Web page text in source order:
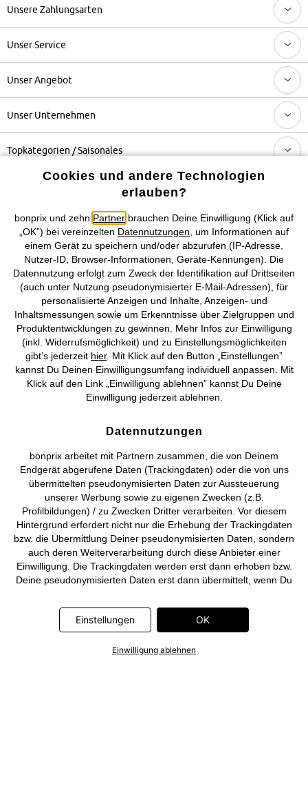
Unsere Zahlungsarten
Unser Service
Unser Angebot
Unser Unternehmen
Topkategorien / Saisonales
Mehr von bonprix auf
Preisangaben inkl. gesetzl. MwSt. und zzgl. Service- &
Versandkosten
Datenschutz Cookie-Einstellungen Impressum
Vertrag widerrufen
©2026 bonprix.Alle Rechte vorbehalten.
Deutsch Français
Cookies und andere Technologien
erlauben?
bonprix und zehn Partner brauchen Deine Einwilligung (Klick auf
„OK”) bei vereinzelten Datennutzungen , um Informationen auf
einem Gerät zu speichern und/oder abzurufen (IP-Adresse,
Nutzer-ID, Browser-Informationen, Geräte-Kennungen). Die
Datennutzung erfolgt zum Zweck der Identifikation auf Drittseiten
(auch unter Nutzung pseudonymisierter E-Mail-Adressen), für
personalisierte Anzeigen und Inhalte, Anzeigen- und
Inhaltsmessungen sowie um Erkenntnisse über Zielgruppen und
Produktentwicklungen zu gewinnen. Mehr Infos zur Einwilligung
(inkl. Widerrufsmöglichkeit) und zu Einstellungsmöglichkeiten
gibt’s jederzeit hier. Mit Klick auf den Button „Einstellungen”
kannst Du Deinen Einwilligungsumfang individuell anpassen. Mit
Klick auf den Link „Einwilligung ablehnen” kannst Du Deine
Einwilligung jederzeit ablehnen.
Datennutzungen
bonprix arbeitet mit Partnern zusammen, die von Deinem
Endgerät abgerufene Daten (Trackingdaten) oder die von uns
übermittelten pseudonymisierten Daten zur Aussteuerung
unserer Werbung sowie zu eigenen Zwecken (z.B.
Profilbildungen) / zu Zwecken Dritter verarbeiten. Vor diesem
Hintergrund erfordert nicht nur die Erhebung der Trackingdaten
bzw. die Übermittlung Deiner pseudonymisierten Daten, sondern
auch deren Weiterverarbeitung durch diese Anbieter einer
Einwilligung. Die Trackingdaten werden erst dann erhoben bzw.
Deine pseudonymisierten Daten erst dann übermittelt, wenn Du
„OK” klickst. Bei den Partnern handelt es sich um die folgenden
Unternehmen: Meta Platforms Ireland Limited, Google Ireland
Limited, Pinterest Europe Limited, Microsoft Ireland Operations
Limited, Criteo SA, RTB-House GmbH, Adjust GmbH, Snap
Einstellungen OK
Einwilligung ablehnen